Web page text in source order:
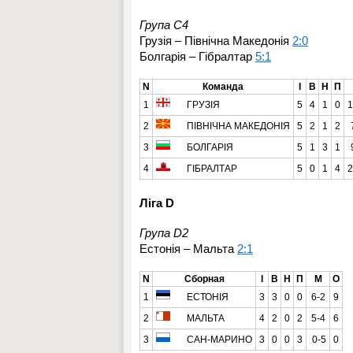
Група C4
Грузія – Північна Македонія 2:0
Болгарія – Гібралтар 5:1
N Команда В Н П
1
ГРУЗІЯ 5 4 1 0
2
ПІВНІЧНА МАКЕДОНІЯ 5 2 1 2
3
БОЛГАРІЯ 5 1 3 1
4
ГІБРАЛТАР 5 0 1 4
Ліга D
Група D2
Естонія – Мальта 2:1
N Сборная В Н П М
О
1
ЕСТОНІЯ 3 3 0 0 6-2
9
2
МАЛЬТА 4 2 0 2 5-4
6
3
САН-МАРИНО 3 0 0 3 0-5 0